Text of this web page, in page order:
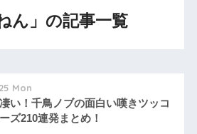
ん」の記事一覧
Mon
い！千鳥ノブの面白い嘆きツッコ
ズ210連発まとめ！